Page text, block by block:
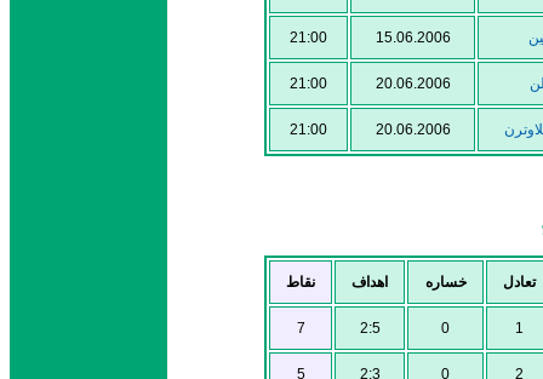
21:00 15.06.2006
21:00 20.06.2006
21:00 20.06.2006
نقاط اهداف خساره تعادل
7 2:5 0 1
5 2:3 0 2